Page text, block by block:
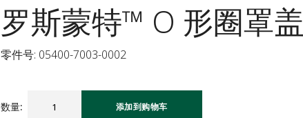
罗斯蒙特™ O 形圈罩盖
零件号: 05400-7003-0002
数量: 添加到购物车